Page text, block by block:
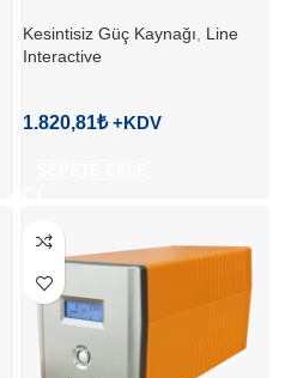
Kesintisiz Güç Kaynağı
Line
Interactive
1.820,81₺